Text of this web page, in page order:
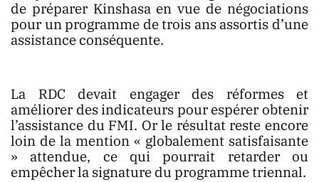
MARKET
de préparer Kinshasa en vue de négociations
pour un programme de trois ans assortis d’une
assistance conséquente.
La RDC devait engager des réformes et
améliorer des indicateurs pour espérer obtenir
l’assistance du FMI. Or le résultat reste encore
loin de la mention « globalement satisfaisante
» attendue, ce qui pourrait retarder ou
empêcher la signature du programme triennal.